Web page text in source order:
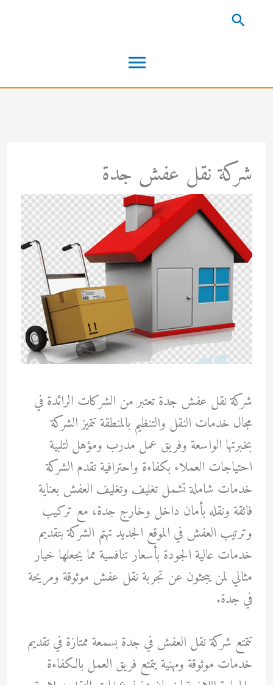
القائمة
الرئيسية
البحث
شركة نقل عفش جدة
شركة نقل عفش جدة تعتبر من الشركات الرائدة في
مجال خدمات النقل والتنظيم بالمنطقة تتميز الشركة
بخبرتها الواسعة وفريق عمل مدرب ومؤهل لتلبية
احتياجات العملاء بكفاءة واحترافية تقدم الشركة
خدمات شاملة تشمل تغليف وتغليف العفش بعناية
فائقة ونقله بأمان داخل وخارج جدة، مع تركيب
وترتيب العفش في الموقع الجديد تهتم الشركة بتقديم
خدمات عالية الجودة بأسعار تنافسية مما يجعلها خيار
مثالي لمن يبحثون عن تجربة نقل عفش موثوقة ومريحة
في جدة.
تتمتع شركة نقل العفش في جدة بسمعة ممتازة في تقديم
خدمات موثوقة ومهنية يتمتع فريق العمل بالكفاءة